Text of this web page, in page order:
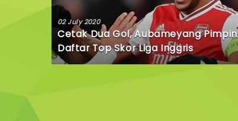
02 July 2020
Cetak Dua Gol, Aubameyang Pimpin
Daftar Top Skor Liga Inggris